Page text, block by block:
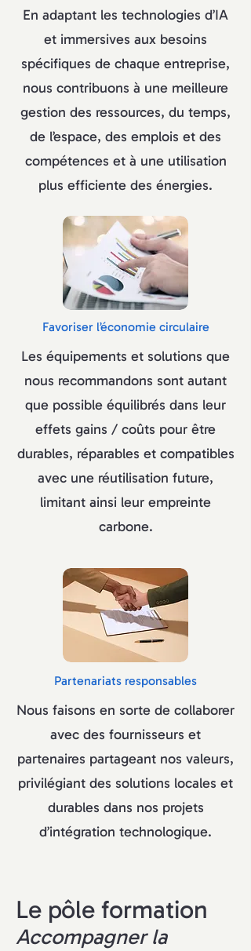
En adaptant les technologies d’IA
et immersives aux besoins
spécifiques de chaque entreprise,
nous contribuons à une meilleure
gestion des ressources, du temps,
de l’espace, des emplois et des
compétences et à une utilisation
plus efficiente des énergies.
Favoriser l’économie circulaire
Les équipements et solutions que
nous recommandons sont autant
que possible équilibrés dans leur
effets gains / coûts pour être
durables, réparables et compatibles
avec une réutilisation future,
limitant ainsi leur empreinte
carbone.
Partenariats responsables
Nous faisons en sorte de collaborer
avec des fournisseurs et
partenaires partageant nos valeurs,
privilégiant des solutions locales et
durables dans nos projets
d’intégration technologique.
Le pôle formation
Accompagner la